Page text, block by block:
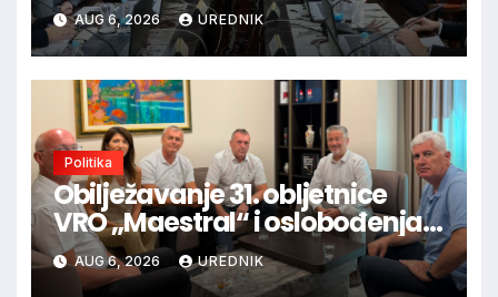
AUG 6, 2026 UREDNIK
Politika
Obilježavanje 31. obljetnice
VRO „Maestral“ i oslobođenja
Jajca uz pokroviteljstvo HNS-a
BiHAUG 6, 2026 UREDNIK